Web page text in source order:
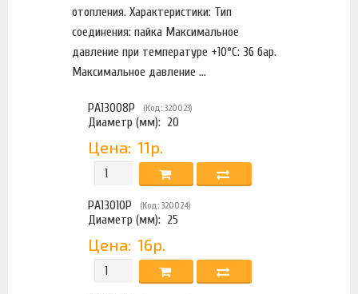
отопления. Характеристики: Тип
соединения: пайка Максимальное
давление при температуре +10°С: 36 бар.
Максимальное давление ...
PA13008P (Код: 320023)
Диаметр (мм): 20
Цена: 11р.
PA13010P (Код: 320024)
Диаметр (мм): 25
Цена: 16р.